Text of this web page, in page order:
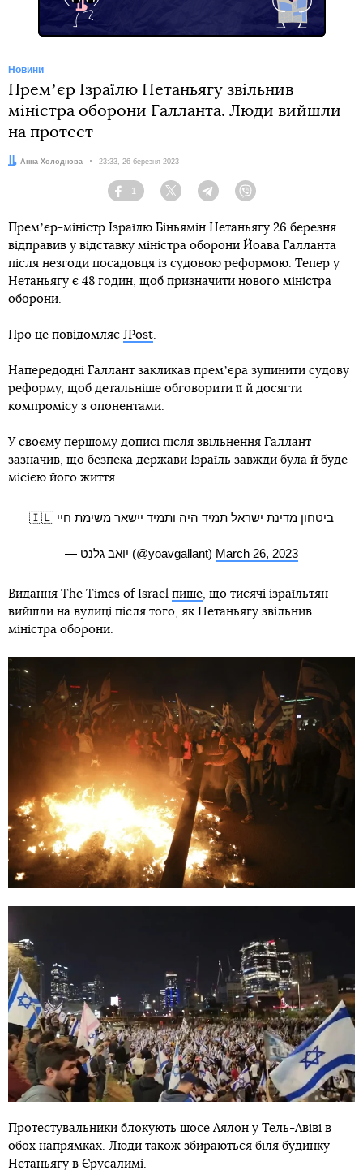
Новини
Премʼєр Ізраїлю Нетаньягу звільнив
міністра оборони Галланта. Люди вийшли
на протест
Автор:
Анна Холоднова Дата:
23:33, 26 березня 2023
Facebook
1
Twitter TelegramViber
Премʼєр-міністр Ізраїлю Біньямін Нетаньягу 26 березня
відправив у відставку міністра оборони Йоава Галланта
після незгоди посадовця із судовою реформою. Тепер у
Нетаньягу є 48 годин, щоб призначити нового міністра
оборони.
Про це повідомляє JPost
Напередодні Галлант закликав премʼєра зупинити судову
реформу, щоб детальніше обговорити її й досягти
компромісу з опонентами.
У своєму першому дописі після звільнення Галлант
зазначив, що безпека держави Ізраїль завжди була й буде
місією його життя.
ביטחון מדינת ישראל תמיד היה ותמיד יישאר משימת חיי 🇮🇱
— יואב גלנט (@yoavgallant) March 26, 2023
Видання The Times of Israel пише , що тисячі ізраїльтян
вийшли на вулиці після того, як Нетаньягу звільнив
міністра оборони.
Протестувальники блокують шосе Аялон у Тель-Авіві в
обох напрямках. Люди також збираються біля будинку
Нетаньягу в Єрусалимі.